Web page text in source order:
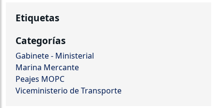
Etiquetas
Categorías
Gabinete - Ministerial
Marina Mercante
Peajes MOPC
Viceministerio de Transporte